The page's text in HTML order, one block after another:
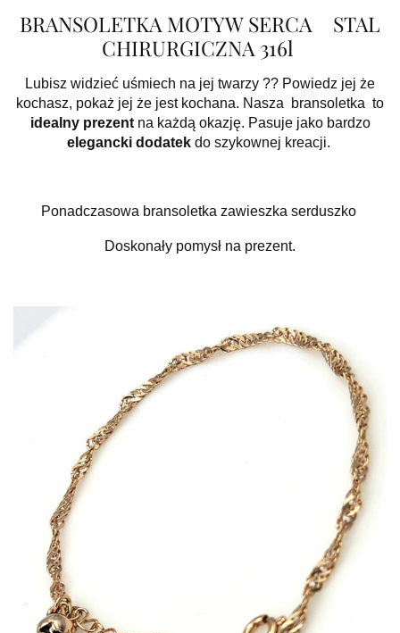
BRANSOLETKA MOTYW SERCA STAL
CHIRURGICZNA 316l
Lubisz widzieć uśmiech na jej twarzy ?? Powiedz jej że
kochasz, pokaż jej że jest kochana. Nasza bransoletka to
idealny prezentna każdą okazję. Pasuje jako bardzo
elegancki dodatekdo szykownej kreacji.
Ponadczasowa bransoletka zawieszka serduszko
Doskonały pomysł na prezent.